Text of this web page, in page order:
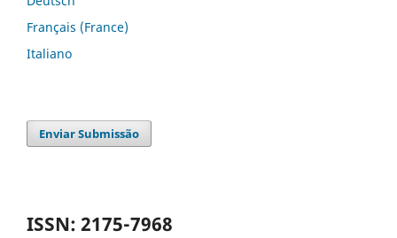
Français (France)
Italiano
Enviar Submissão
ISSN: 2175-7968